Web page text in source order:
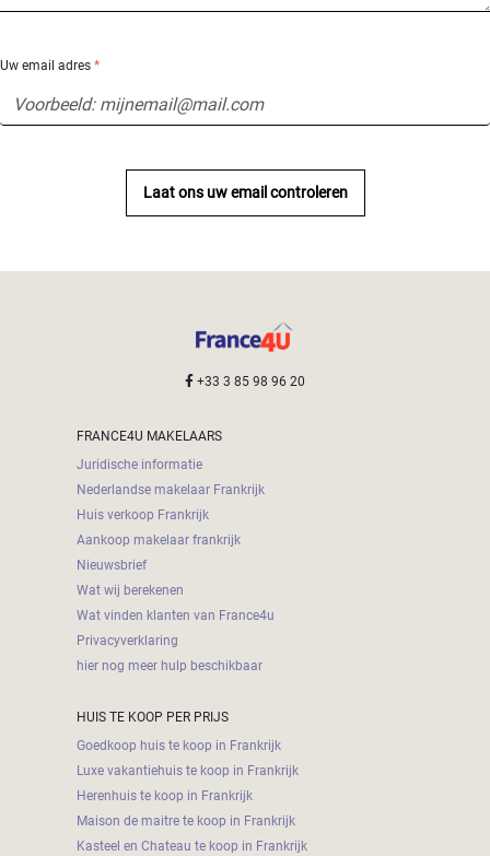
Uw email adres *
Laat ons uw email controleren
+33 3 85 98 96 20
FRANCE4U MAKELAARS
Juridische informatie
Nederlandse makelaar Frankrijk
Huis verkoop Frankrijk
Aankoop makelaar frankrijk
Nieuwsbrief
Wat wij berekenen
Wat vinden klanten van France4u
Privacyverklaring
hier nog meer hulp beschikbaar
HUIS TE KOOP PER PRIJS
Goedkoop huis te koop in Frankrijk
Luxe vakantiehuis te koop in Frankrijk
Herenhuis te koop in Frankrijk
Maison de maitre te koop in Frankrijk
Kasteel en Chateau te koop in Frankrijk